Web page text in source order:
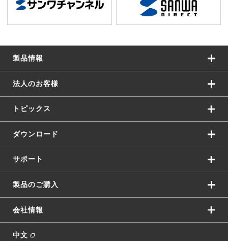
製品情報
法人のお客様
トピックス
ダウンロード
サポート
製品のご購入
会社情報
中文